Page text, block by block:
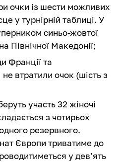
очки із шести можливих
у турнірній таблиці. У
синьо-жовтої
Північної Македонії;
Франції та
втратили очок (шість з
участь 32 жіночі
з чотирьох
резервного.
Європи триватиме до
у дев’ять